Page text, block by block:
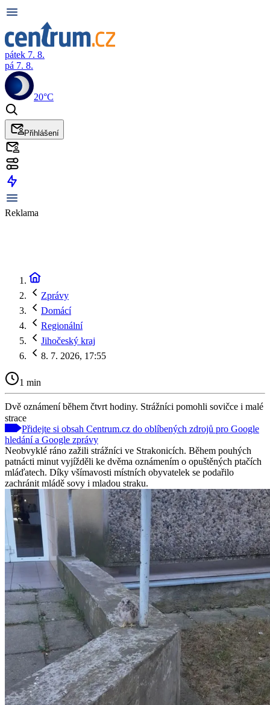
pátek 7. 8.
pá 7. 8.
20°C
Přihlášení
Reklama
Zprávy
Domácí
Regionální
Jihočeský kraj
8. 7. 2026, 17:55
1 min
Dvě oznámení během čtvrt hodiny. Strážníci pomohli sovičce i malé
strace
Přidejte si obsah Centrum.cz do oblíbených zdrojů pro Google
hledání a Google zprávy
Neobvyklé ráno zažili strážníci ve Strakonicích. Během pouhých
patnácti minut vyjížděli ke dvěma oznámením o opuštěných ptačích
mláďatech. Díky všímavosti místních obyvatelek se podařilo
zachránit mládě sovy i mladou straku.